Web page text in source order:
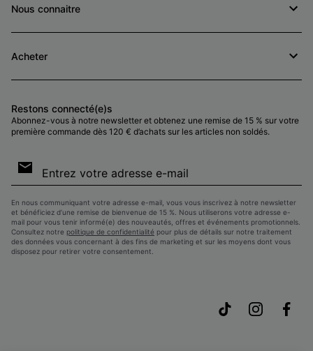
Nous connaitre
Acheter
Restons connecté(e)s
Abonnez-vous à notre newsletter et obtenez une remise de 15 % sur votre
première commande dès 120 € d’achats sur les articles non soldés.
par
En nous communiquant votre adresse e-mail, vous vous inscrivez à notre newsletter
et bénéficiez d’une remise de bienvenue de 15 %. Nous utiliserons votre adresse e-
mail pour vous tenir informé(e) des nouveautés, offres et événements promotionnels.
Consultez notre politique de confidentialité pour plus de détails sur notre traitement
des données vous concernant à des fins de marketing et sur les moyens dont vous
disposez pour retirer votre consentement.